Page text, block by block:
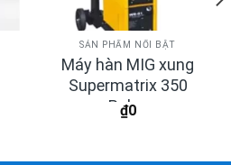
SẢN PHẨM NỔI BẬT
Máy hàn MIG xung
Supermatrix 350
Pulse
₫0